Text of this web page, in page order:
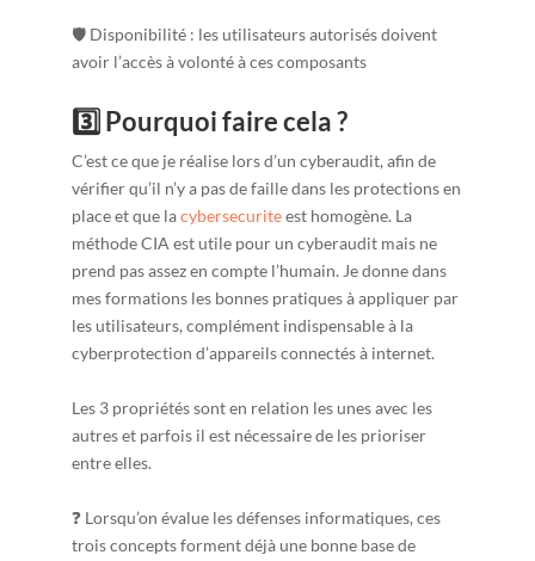
🛡 Disponibilité : les utilisateurs autorisés doivent
avoir l’accès à volonté à ces composants
3️⃣ Pourquoi faire cela ?
C’est ce que je réalise lors d’un cyberaudit, afin de
vérifier qu’il n’y a pas de faille dans les protections en
place et que lacybersecuriteest homogène. La
méthode CIA est utile pour un cyberaudit mais ne
prend pas assez en compte l’humain. Je donne dans
mes formations les bonnes pratiques à appliquer par
les utilisateurs, complément indispensable à la
cyberprotection d’appareils connectés à internet.
Les 3 propriétés sont en relation les unes avec les
autres et parfois il est nécessaire de les prioriser
entre elles.
❓ Lorsqu’on évalue les défenses informatiques, ces
trois concepts forment déjà une bonne base de